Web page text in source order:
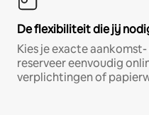
De flexibiliteit die jij
Kies je exacte
reserveer eenvoudig
verplichtingen of